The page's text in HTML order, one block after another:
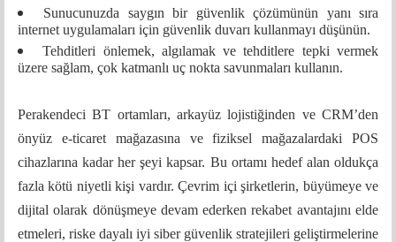
Sunucunuzda saygın bir güvenlik çözümünün yanı sıra
internet uygulamaları için güvenlik duvarı kullanmayı düşünün.
Tehditleri önlemek, algılamak ve tehditlere tepki vermek
üzere sağlam, çok katmanlı uç nokta savunmaları kullanın.
Perakendeci BT ortamları, arkayüz lojistiğinden ve CRM’den
önyüz e-ticaret mağazasına ve fiziksel mağazalardaki POS
cihazlarına kadar her şeyi kapsar. Bu ortamı hedef alan oldukça
fazla kötü niyetli kişi vardır. Çevrim içi şirketlerin, büyümeye ve
dijital olarak dönüşmeye devam ederken rekabet avantajını elde
etmeleri, riske dayalı iyi siber güvenlik stratejileri geliştirmelerine